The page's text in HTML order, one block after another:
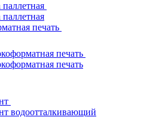
паллетная
паллетная
печать
печать
печать
водоотталкивающий